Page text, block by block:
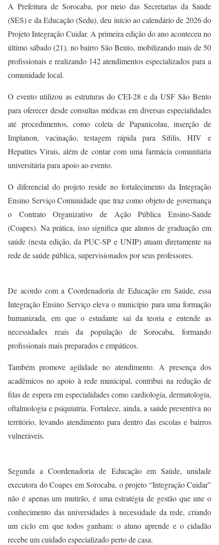
A Prefeitura de Sorocaba, por meio das Secretarias da Saúde
(SES) e da Educação (Sedu), deu início ao calendário de 2026 do
Projeto Integração Cuidar. A primeira edição do ano aconteceu no
último sábado (21), no bairro São Bento, mobilizando mais de 50
profissionais e realizando 142 atendimentos especializados para a
comunidade local.
O evento utilizou as estruturas do CEI-28 e da USF São Bento
para oferecer desde consultas médicas em diversas especialidades
até procedimentos, como coleta de Papanicolau, inserção de
Implanon, vacinação, testagem rápida para Sífilis, HIV e
Hepatites Virais, além de contar com uma farmácia comunitária
universitária para apoio ao evento.
O diferencial do projeto reside no fortalecimento da Integração
Ensino Serviço Comunidade que traz como objeto de governança
o Contrato Organizativo de Ação Pública Ensino-Saúde
(Coapes). Na prática, isso significa que alunos de graduação em
saúde (nesta edição, da PUC-SP e UNIP) atuam diretamente na
rede de saúde pública, supervisionados por seus professores.
De acordo com a Coordenadoria de Educação em Saúde, essa
Integração Ensino Serviço eleva o município para uma formação
humanizada, em que o estudante sai da teoria e entende as
necessidades reais da população de Sorocaba, formando
profissionais mais preparados e empáticos.
Também promove agilidade no atendimento. A presença dos
acadêmicos no apoio à rede municipal, contribui na redução de
filas de espera em especialidades como cardiologia, dermatologia,
oftalmologia e psiquiatria. Fortalece, ainda, a saúde preventiva no
território, levando atendimento para dentro das escolas e bairros
vulneráveis.
Segunda a Coordenadoria de Educação em Saúde, unidade
executora do Coapes em Sorocaba, o projeto “Integração Cuidar”
não é apenas um mutirão, é uma estratégia de gestão que une o
conhecimento das universidades à necessidade da rede, criando
um ciclo em que todos ganham: o aluno aprende e o cidadão
recebe um cuidado especializado perto de casa.